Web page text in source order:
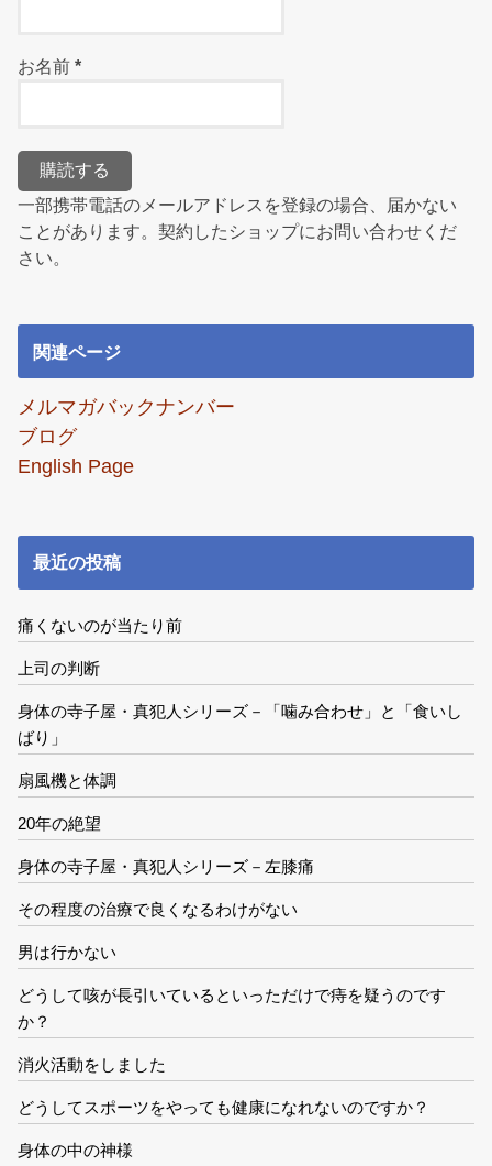
お名前*
一部携帯電話のメールアドレスを登録の場合、届かない
ことがあります。契約したショップにお問い合わせくだ
さい。
関連ページ
メルマガバックナンバー
ブログ
English Page
最近の投稿
痛くないのが当たり前
上司の判断
身体の寺子屋・真犯人シリーズ－「噛み合わせ」と「食いし
ばり」
扇風機と体調
20年の絶望
身体の寺子屋・真犯人シリーズ－左膝痛
その程度の治療で良くなるわけがない
男は行かない
どうして咳が長引いているといっただけで痔を疑うのです
か？
消火活動をしました
どうしてスポーツをやっても健康になれないのですか？
身体の中の神様